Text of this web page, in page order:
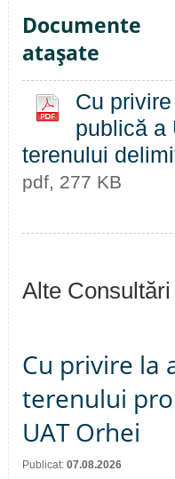
Documente
ataşate
Cu
publică a
terenului
pdf, 277 KB
Alte
Cu privire la
terenului
UAT Orhei
Publicat: 07.08.2026